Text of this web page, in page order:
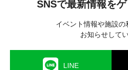
SNSで最新情報をゲ
イベント情報や施設の
お知らせして
LINE